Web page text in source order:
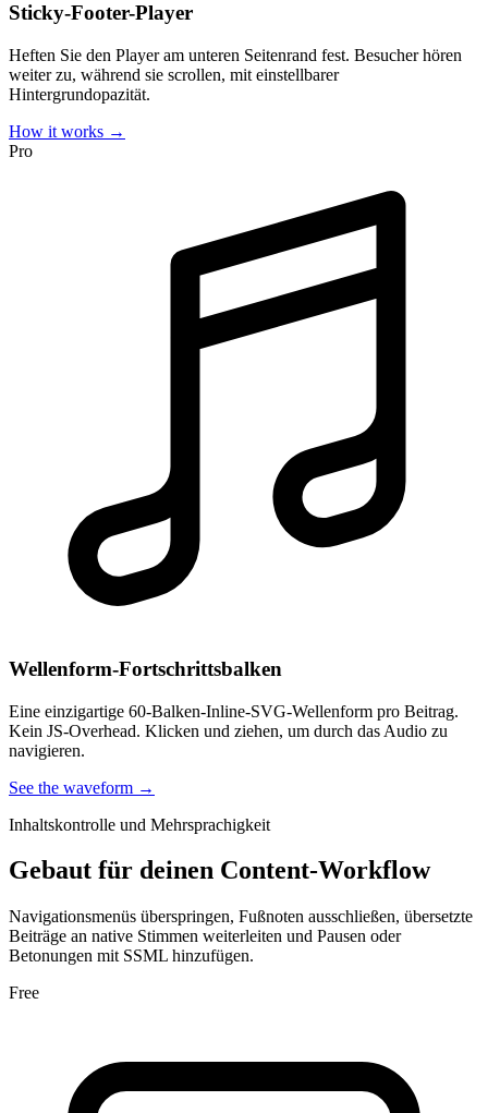
Sticky-Footer-Player
Heften Sie den Player am unteren Seitenrand fest. Besucher hören
weiter zu, während sie scrollen, mit einstellbarer
Hintergrundopazität.
How it works →
Pro
Wellenform-Fortschrittsbalken
Eine einzigartige 60-Balken-Inline-SVG-Wellenform pro Beitrag.
Kein JS-Overhead. Klicken und ziehen, um durch das Audio zu
navigieren.
See the waveform →
Inhaltskontrolle und Mehrsprachigkeit
Gebaut für deinen Content-Workflow
Navigationsmenüs überspringen, Fußnoten ausschließen, übersetzte
Beiträge an native Stimmen weiterleiten und Pausen oder
Betonungen mit SSML hinzufügen.
Free